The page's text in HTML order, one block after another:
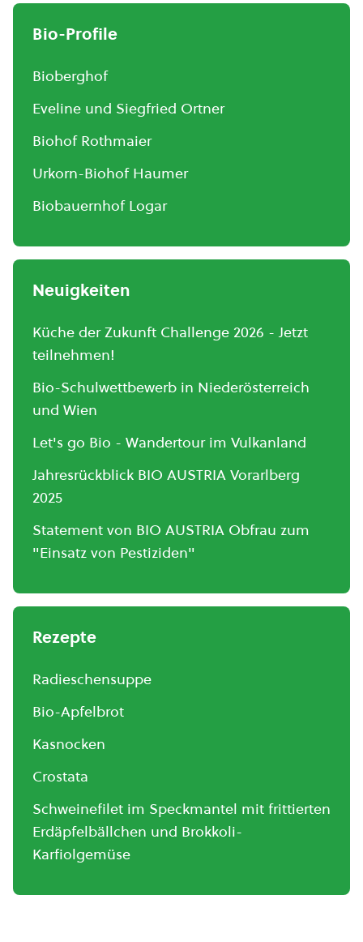
Bio-Profile
Bioberghof
Eveline und Siegfried Ortner
Biohof Rothmaier
Urkorn-Biohof Haumer
Biobauernhof Logar
Neuigkeiten
Küche der Zukunft Challenge 2026 - Jetzt
teilnehmen!
Bio-Schulwettbewerb in Niederösterreich
und Wien
Let's go Bio - Wandertour im Vulkanland
Jahresrückblick BIO AUSTRIA Vorarlberg
2025
Statement von BIO AUSTRIA Obfrau zum
"Einsatz von Pestiziden"
Rezepte
Radieschensuppe
Bio-Apfelbrot
Kasnocken
Crostata
Schweinefilet im Speckmantel mit frittierten
Erdäpfelbällchen und Brokkoli-
Karfiolgemüse